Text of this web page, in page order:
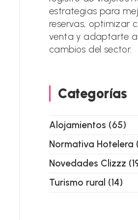
estrategias para
reservas, optimizar
venta y adaptarte
cambios del sector.
Categorías
Alojamientos (65)
Normativa Hotelera
Novedades Clizzz
Turismo rural (14)